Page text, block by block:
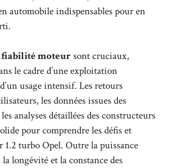
automobile indispensables pour en
fiabilité moteursont cruciaux,
le cadre d’une exploitation
usage intensif. Les retours
les données issues des
analyses détaillées des constructeurs
pour comprendre les défis et
1.2 turbo Opel. Outre la puissance
la longévité et la constance des